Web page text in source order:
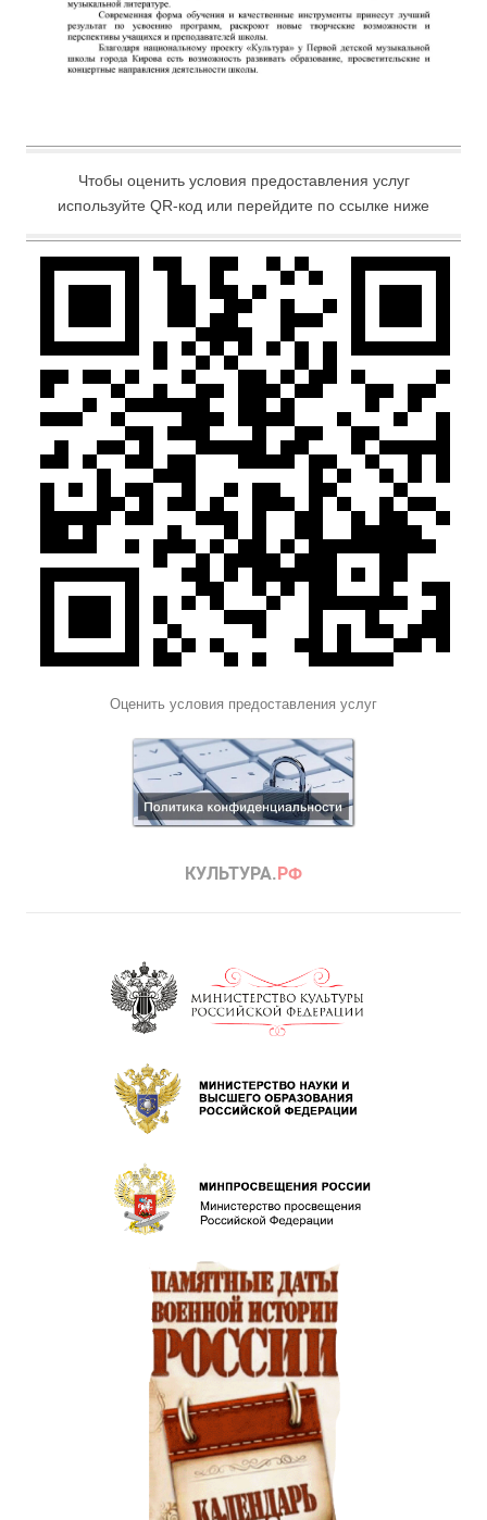
Чтобы оценить условия предоставления услуг
используйте QR-код или перейдите по ссылке ниже
Оценить условия предоставления услуг